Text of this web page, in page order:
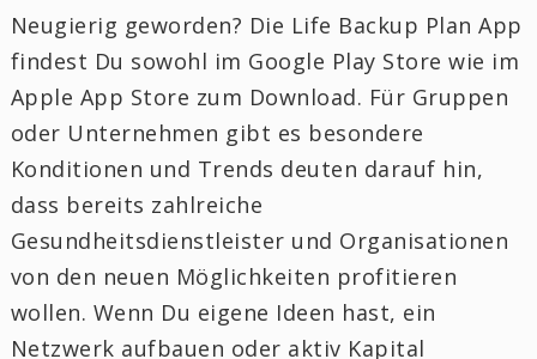
Neugierig geworden? Die Life Backup Plan App
findest Du sowohl im Google Play Store wie im
Apple App Store zum Download. Für Gruppen
oder Unternehmen gibt es besondere
Konditionen und Trends deuten darauf hin,
dass bereits zahlreiche
Gesundheitsdienstleister und Organisationen
von den neuen Möglichkeiten profitieren
wollen. Wenn Du eigene Ideen hast, ein
Netzwerk aufbauen oder aktiv Kapital